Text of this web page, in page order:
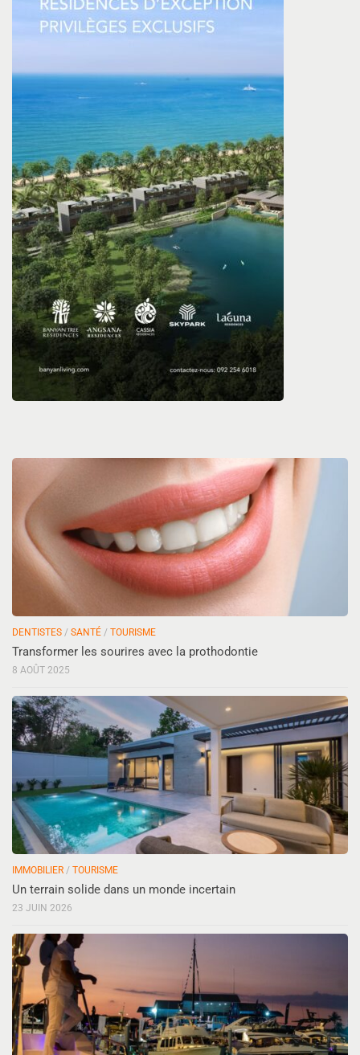
DENTISTES / SANTÉ / TOURISME
Transformer les sourires avec la prothodontie
8 AOÛT 2025
IMMOBILIER / TOURISME
Un terrain solide dans un monde incertain
23 JUIN 2026